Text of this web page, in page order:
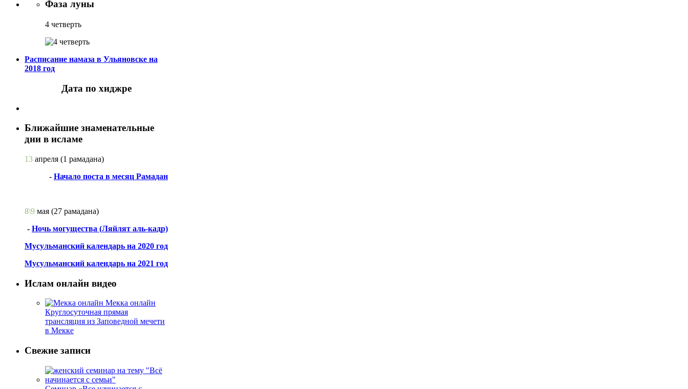
Фаза луны
4 четверть
Расписание намаза в Ульяновске на
2018 год
Дата по хиджре
Ближайшие знаменательные
дни в исламе
13 апреля (1 рамадана)
- Начало поста в месяц Рамадан
8\9 мая (27 рамадана)
- Ночь могущества (Ляйлят аль-кадр)
Мусульманский календарь на 2020 год
Мусульманский календарь на 2021 год
Ислам онлайн видео
Мекка онлайн
Круглосуточная прямая
трансляция из Заповедной мечети
в Мекке
Свежие записи